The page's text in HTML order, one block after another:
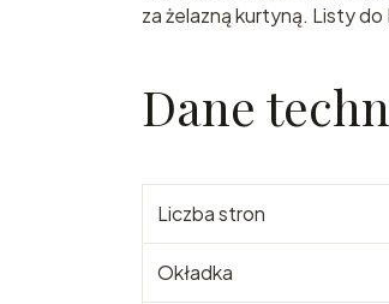
za żelazną kurtyną. Listy do
Dane
Liczba stron
Okładka